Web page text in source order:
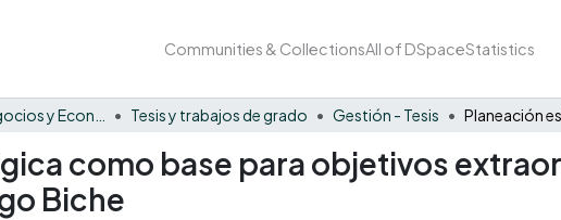
Communities & CollectionsAll of DSpaceStatistics
Tesis y trabajos de grado Gestión - Tesis
como base para objetivos
Biche